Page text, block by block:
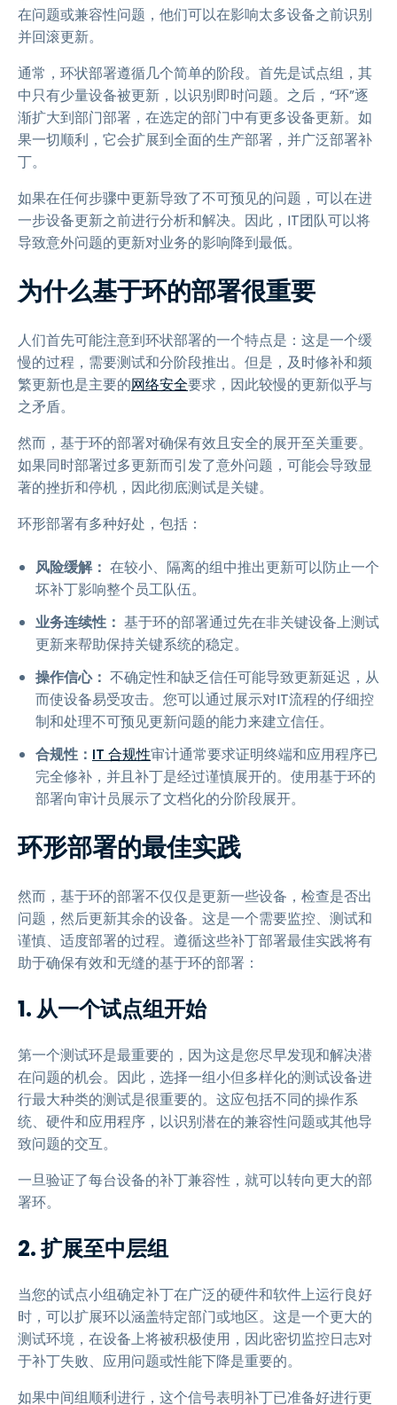
在问题或兼容性问题，他们可以在影响太多设备之前识别
并回滚更新。
通常，环状部署遵循几个简单的阶段。首先是试点组，其
中只有少量设备被更新，以识别即时问题。之后，“环”逐
渐扩大到部门部署，在选定的部门中有更多设备更新。如
果一切顺利，它会扩展到全面的生产部署，并广泛部署补
丁。
如果在任何步骤中更新导致了不可预见的问题，可以在进
一步设备更新之前进行分析和解决。因此，IT团队可以将
导致意外问题的更新对业务的影响降到最低。
为什么基于环的部署很重要
人们首先可能注意到环状部署的一个特点是：这是一个缓
慢的过程，需要测试和分阶段推出。但是，及时修补和频
繁更新也是主要的网络安全要求，因此较慢的更新似乎与
之矛盾。
然而，基于环的部署对确保有效且安全的展开至关重要。
如果同时部署过多更新而引发了意外问题，可能会导致显
著的挫折和停机，因此彻底测试是关键。
环形部署有多种好处，包括：
风险缓解： 在较小、隔离的组中推出更新可以防止一个
坏补丁影响整个员工队伍。
业务连续性： 基于环的部署通过先在非关键设备上测试
更新来帮助保持关键系统的稳定。
操作信心： 不确定性和缺乏信任可能导致更新延迟，从
而使设备易受攻击。您可以通过展示对IT流程的仔细控
制和处理不可预见更新问题的能力来建立信任。
合规性： IT 合规性审计通常要求证明终端和应用程序已
完全修补，并且补丁是经过谨慎展开的。使用基于环的
部署向审计员展示了文档化的分阶段展开。
环形部署的最佳实践
然而，基于环的部署不仅仅是更新一些设备，检查是否出
问题，然后更新其余的设备。这是一个需要监控、测试和
谨慎、适度部署的过程。遵循这些补丁部署最佳实践将有
助于确保有效和无缝的基于环的部署：
1. 从一个试点组开始
第一个测试环是最重要的，因为这是您尽早发现和解决潜
在问题的机会。因此，选择一组小但多样化的测试设备进
行最大种类的测试是很重要的。这应包括不同的操作系
统、硬件和应用程序，以识别潜在的兼容性问题或其他导
致问题的交互。
一旦验证了每台设备的补丁兼容性，就可以转向更大的部
署环。
2. 扩展至中层组
当您的试点小组确定补丁在广泛的硬件和软件上运行良好
时，可以扩展环以涵盖特定部门或地区。这是一个更大的
测试环境，在设备上将被积极使用，因此密切监控日志对
于补丁失败、应用问题或性能下降是重要的。
如果中间组顺利进行，这个信号表明补丁已准备好进行更